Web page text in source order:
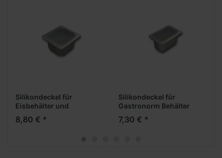
Silikondeckel für
Eisbehälter und
Gastronorm Behälter
8,80 € *
Silikondeckel für
Gastronorm Behälter
7,30 € *